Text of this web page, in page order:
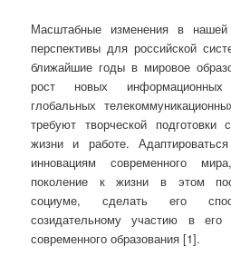
Масштабные изменения в
перспективы для российской
ближайшие годы в мировое
рост новых информационных
глобальных
требуют творческой подготовки
жизни и работе.
инновациям современного
поколение к жизни в этом
социуме, сделать его
созидательному участию в
современного образования [1].